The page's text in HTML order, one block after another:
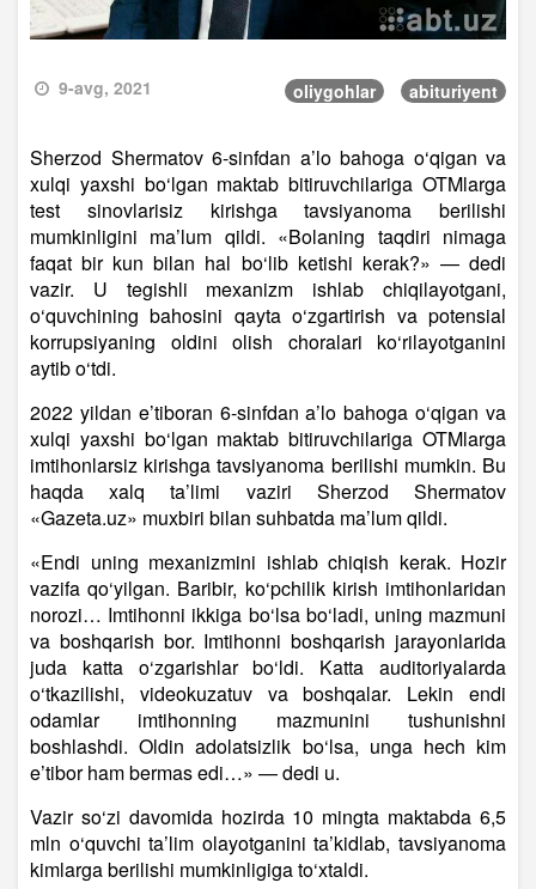
9-avg, 2021 oliygohlar abituriyent
Sherzod Shermatov 6-sinfdan a’lo bahoga o‘qigan va
xulqi yaxshi bo‘lgan maktab bitiruvchilariga OTMlarga
test sinovlarisiz kirishga tavsiyanoma berilishi
mumkinligini ma’lum qildi. «Bolaning taqdiri nimaga
faqat bir kun bilan hal bo‘lib ketishi kerak?» — dedi
vazir. U tegishli mexanizm ishlab chiqilayotgani,
o‘quvchining bahosini qayta o‘zgartirish va potensial
korrupsiyaning oldini olish choralari ko‘rilayotganini
aytib o‘tdi.
2022 yildan e’tiboran 6-sinfdan a’lo bahoga o‘qigan va
xulqi yaxshi bo‘lgan maktab bitiruvchilariga OTMlarga
imtihonlarsiz kirishga tavsiyanoma berilishi mumkin. Bu
haqda xalq ta’limi vaziri Sherzod Shermatov
«Gazeta.uz» muxbiri bilan suhbatda ma’lum qildi.
«Endi uning mexanizmini ishlab chiqish kerak. Hozir
vazifa qo‘yilgan. Baribir, ko‘pchilik kirish imtihonlaridan
norozi… Imtihonni ikkiga bo‘lsa bo‘ladi, uning mazmuni
va boshqarish bor. Imtihonni boshqarish jarayonlarida
juda katta o‘zgarishlar bo‘ldi. Katta auditoriyalarda
o‘tkazilishi, videokuzatuv va boshqalar. Lekin endi
odamlar imtihonning mazmunini tushunishni
boshlashdi. Oldin adolatsizlik bo‘lsa, unga hech kim
e’tibor ham bermas edi…» — dedi u.
Vazir so‘zi davomida hozirda 10 mingta maktabda 6,5
mln o‘quvchi ta’lim olayotganini ta’kidlab, tavsiyanoma
kimlarga berilishi mumkinligiga to‘xtaldi.